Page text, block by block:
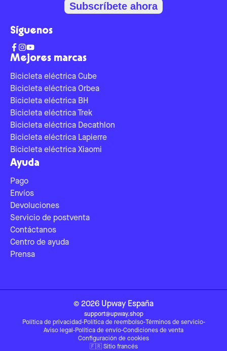
Mejores marcas
Bicicleta eléctrica Cube
Bicicleta eléctrica Orbea
Bicicleta eléctrica BH
Bicicleta eléctrica Trek
Bicicleta eléctrica Decathlon
Bicicleta eléctrica Lapierre
Bicicleta eléctrica Xiaomi
Ayuda
Pago
Envíos
Devoluciones
Servicio de postventa
Contáctanos
Centro de ayuda
Prensa
Subscríbete ahora
Síguenos
© 2026 Upway España
support@upway.shop
Política de privacidad-Política de reembolso-Términos de servicio-
Aviso legal -Política de envío-Condiciones de venta
Configuración de cookies
🇫🇷 Sitio francés